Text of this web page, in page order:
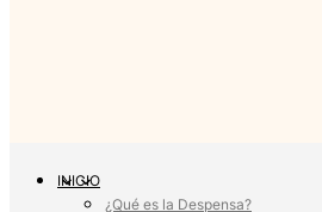
INICIO
¿Qué es la Despensa?